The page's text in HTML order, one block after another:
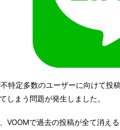
特定多数のユーザーに向けて投
しまう問題が発生しました。
VOOMで過去の投稿が全て消え